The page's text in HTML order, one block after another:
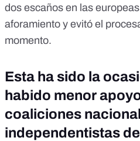
dos escaños en las
aforamiento y evitó el
momento.
Esta ha sido la
habido menor
coaliciones
independentistas